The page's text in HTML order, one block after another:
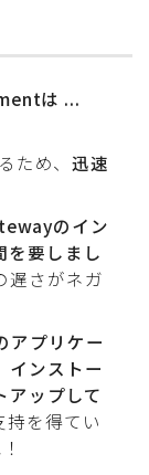
は ...
ため、迅速
のイン
を要しまし
遅さがネガ
アプリケー
インストー
アップして
持を得てい